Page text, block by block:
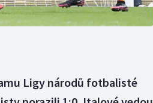
Ligy národů fotbalisté